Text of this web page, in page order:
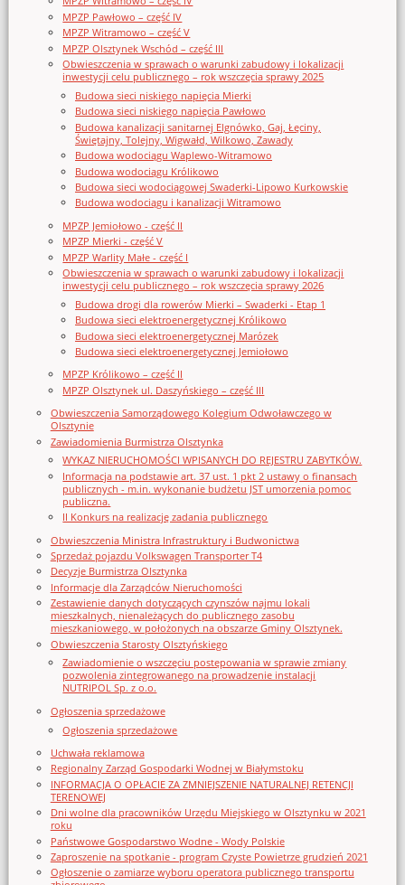
MPZP Pawłowo – część IV
MPZP Witramowo – część V
MPZP Olsztynek Wschód – część III
Obwieszczenia w sprawach o warunki zabudowy i lokalizacji
inwestycji celu publicznego – rok wszczęcia sprawy 2025
Budowa sieci niskiego napięcia Mierki
Budowa sieci niskiego napięcia Pawłowo
Budowa kanalizacji sanitarnej Elgnówko, Gaj, Łęciny,
Świętajny, Tolejny, Wigwałd, Wilkowo, Zawady
Budowa wodociągu Waplewo-Witramowo
Budowa wodociągu Królikowo
Budowa sieci wodociągowej Swaderki-Lipowo Kurkowskie
Budowa wodociągu i kanalizacji Witramowo
MPZP Jemiołowo - część II
MPZP Mierki - część V
MPZP Warlity Małe - część I
Obwieszczenia w sprawach o warunki zabudowy i lokalizacji
inwestycji celu publicznego – rok wszczęcia sprawy 2026
Budowa drogi dla rowerów Mierki – Swaderki - Etap 1
Budowa sieci elektroenergetycznej Królikowo
Budowa sieci elektroenergetycznej Marózek
Budowa sieci elektroenergetycznej Jemiołowo
MPZP Królikowo – część II
MPZP Olsztynek ul. Daszyńskiego – część III
Obwieszczenia Samorządowego Kolegium Odwoławczego w
Olsztynie
Zawiadomienia Burmistrza Olsztynka
WYKAZ NIERUCHOMOŚCI WPISANYCH DO REJESTRU ZABYTKÓW.
Informacja na podstawie art. 37 ust. 1 pkt 2 ustawy o finansach
publicznych - m.in. wykonanie budżetu JST umorzenia pomoc
publiczna.
II Konkurs na realizację zadania publicznego
Obwieszczenia Ministra Infrastruktury i Budwonictwa
Sprzedaż pojazdu Volkswagen Transporter T4
Decyzje Burmistrza Olsztynka
Informacje dla Zarządców Nieruchomości
Zestawienie danych dotyczących czynszów najmu lokali
mieszkalnych, nienależących do publicznego zasobu
mieszkaniowego, w położonych na obszarze Gminy Olsztynek.
Obwieszczenia Starosty Olsztyńskiego
Zawiadomienie o wszczęciu postępowania w sprawie zmiany
pozwolenia zintegrowanego na prowadzenie instalacji
NUTRIPOL Sp. z o.o.
Ogłoszenia sprzedażowe
Ogłoszenia sprzedażowe
Uchwała reklamowa
Regionalny Zarząd Gospodarki Wodnej w Białymstoku
INFORMACJA O OPŁACIE ZA ZMNIEJSZENIE NATURALNEJ RETENCJI
TERENOWEJ
Dni wolne dla pracowników Urzędu Miejskiego w Olsztynku w 2021
roku
Państwowe Gospodarstwo Wodne - Wody Polskie
Zaproszenie na spotkanie - program Czyste Powietrze grudzień 2021
Ogłoszenie o zamiarze wyboru operatora publicznego transportu